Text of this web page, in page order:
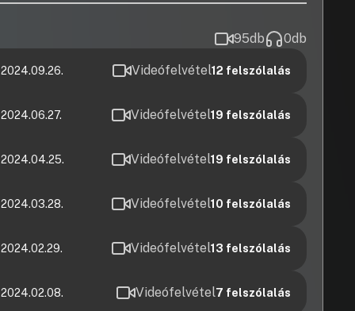
95db 0db
Videófelvétel12 felszólalás
Videófelvétel19 felszólalás
Videófelvétel19 felszólalás
Videófelvétel10 felszólalás
Videófelvétel13 felszólalás
Videófelvétel7 felszólalás